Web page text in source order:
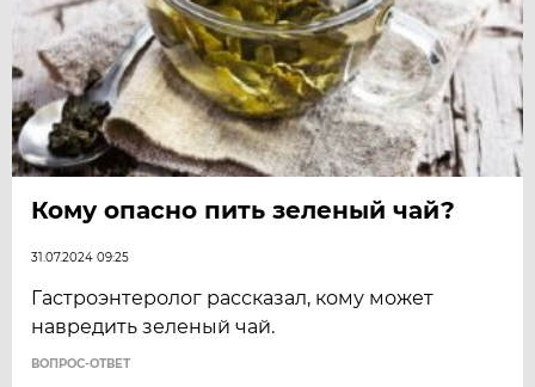
Кому опасно пить зеленый чай?
31.07.2024 09:25
Гастроэнтеролог рассказал, кому может
навредить зеленый чай.
ВОПРОС-ОТВЕТ